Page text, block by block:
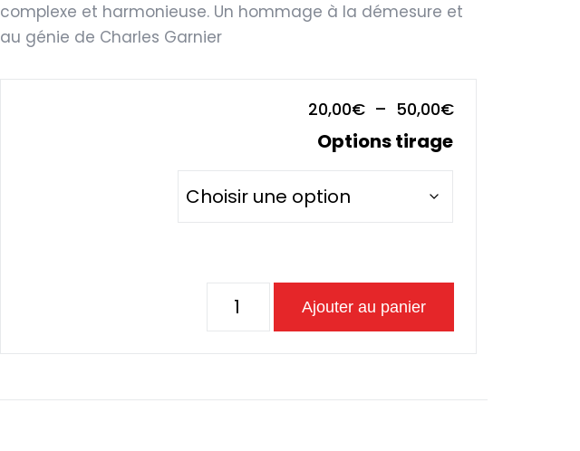
complexe et harmonieuse. Un hommage à la démesure et
au génie de Charles Garnier
20,00€ – 50,00€Plage
Options tirage
quantité
de
Le
Ajouter au panier